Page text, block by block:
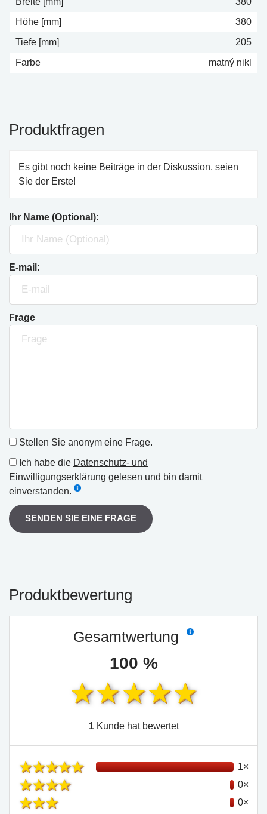
Höhe [mm]
380
Tiefe [mm]
205
Farbe
matný nikl
Produktfragen
Es gibt noch keine Beiträge in der Diskussion, seien
Sie der Erste!
Ihr Name (Optional):
E-mail:
Frage
Stellen Sie anonym eine Frage.
Ich habe die Datenschutz- und
Einwilligungserklärung gelesen und bin damit
einverstanden.
SENDEN SIE EINE FRAGE
Produktbewertung
Gesamtwertung
100 %
1Kunde hat bewertet
1×
0×
0×